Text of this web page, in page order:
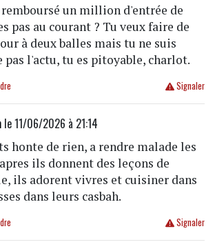
un million d'entrée de
pas au courant ? Tu veux faire de
à deux balles mais tu ne suis
pas l'actu, tu es pitoyable, charlot.
Signaler
le 11/06/2026 à 21:14
honte de rien, a rendre malade les
ils donnent des leçons de
ils adorent vivres et cuisiner dans
dans leurs casbah.
Signaler